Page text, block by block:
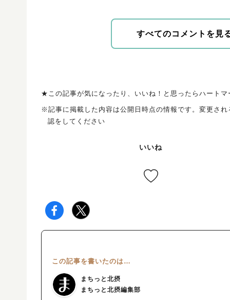
すべてのコメントを見
★この記事が気になったり、いいね！と思ったらハート
※記事に掲載した内容は公開日時点の情報です。変更さ
認をしてください
いいね
この記事を書いたのは…
まちっと北摂
まちっと北摂編集部